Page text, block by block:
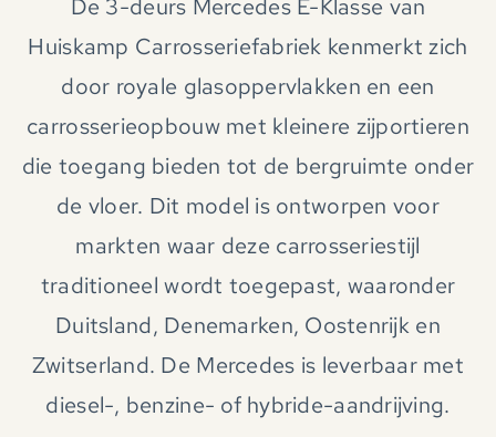
De 3-deurs Mercedes E-Klasse van
Huiskamp Carrosseriefabriek kenmerkt zich
door royale glasoppervlakken en een
carrosserieopbouw met kleinere zijportieren
die toegang bieden tot de bergruimte onder
de vloer. Dit model is ontworpen voor
markten waar deze carrosseriestijl
traditioneel wordt toegepast, waaronder
Duitsland, Denemarken, Oostenrijk en
Zwitserland. De Mercedes is leverbaar met
diesel-, benzine- of hybride-aandrijving.